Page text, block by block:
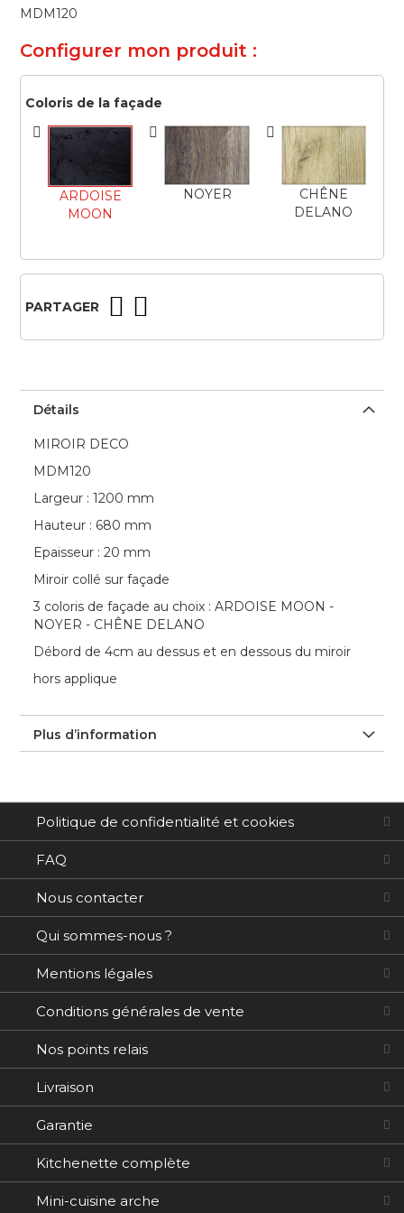
beginning
the
gallery
MDM120
Configurer mon produit :
Coloris de la façade
ARDOISE
MOON
NOYER
CHÊNE
DELANO
PARTAGER
Détails
MIROIR DECO
MDM120
Largeur : 1200 mm
Hauteur : 680 mm
Epaisseur : 20 mm
Miroir collé sur façade
3 coloris de façade au choix : ARDOISE MOON -
NOYER - CHÊNE DELANO
Débord de 4cm au dessus et en dessous du miroir
hors applique
Plus d’information
Politique de confidentialité et cookies
FAQ
Nous contacter
Qui sommes-nous ?
Mentions légales
Conditions générales de vente
Nos points relais
Livraison
Garantie
Kitchenette complète
Mini-cuisine arche